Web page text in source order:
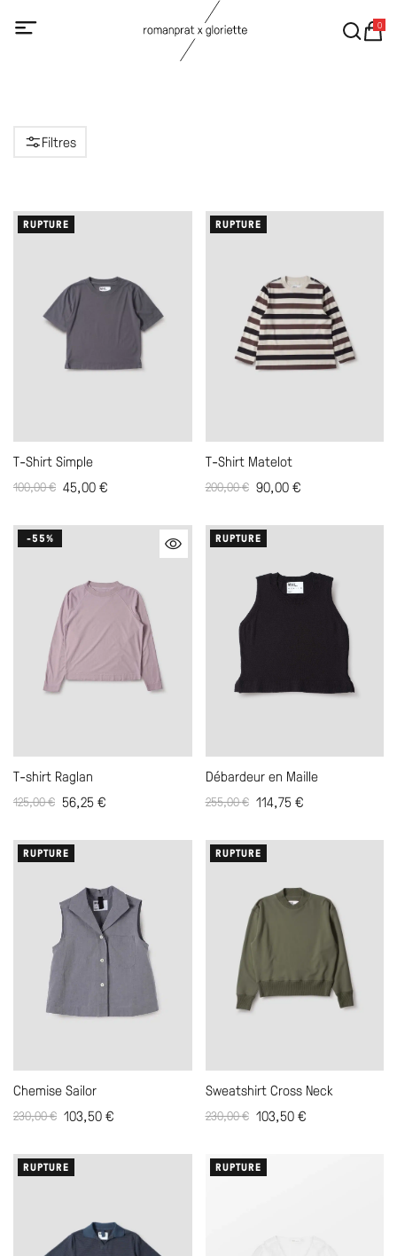
0
Filtres
RUPTURE
T-Shirt Simple
100,00€ 45,00€
RUPTURE
T-Shirt Matelot
200,00€ 90,00€
-55%
T-shirt Raglan
125,00€ 56,25€
RUPTURE
Débardeur en Maille
255,00€ 114,75€
RUPTURE
Chemise Sailor
230,00€ 103,50€
RUPTURE
Sweatshirt Cross Neck
230,00€ 103,50€
RUPTURE RUPTURE